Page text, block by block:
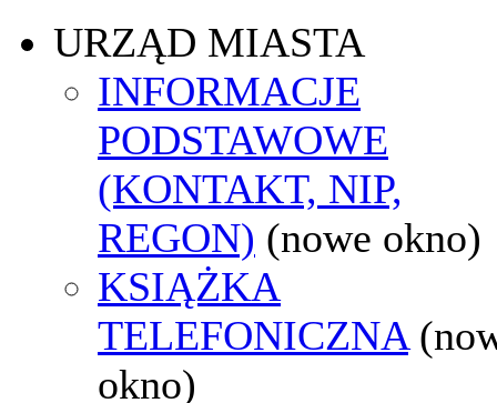
URZĄD MIASTA
INFORMACJE
PODSTAWOWE
(KONTAKT, NIP,
REGON) (nowe okno)
KSIĄŻKA
TELEFONICZNA
okno)